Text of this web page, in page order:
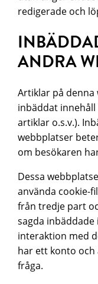
redigerade och
ANDRA
Artiklar på denna
inbäddat innehåll
artiklar o.s.v.).
webbplatser
om besökaren
Dessa
använda cookie-
från tredje part
sagda
interaktion med
har ett konto och
fråga.